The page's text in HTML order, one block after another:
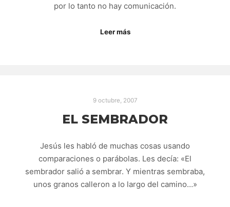
por lo tanto no hay comunicación.
Leer más
9 octubre, 2007
EL SEMBRADOR
Jesús les habló de muchas cosas usando
comparaciones o parábolas. Les decía: «El
sembrador salió a sembrar. Y mientras sembraba,
unos granos calleron a lo largo del camino…»